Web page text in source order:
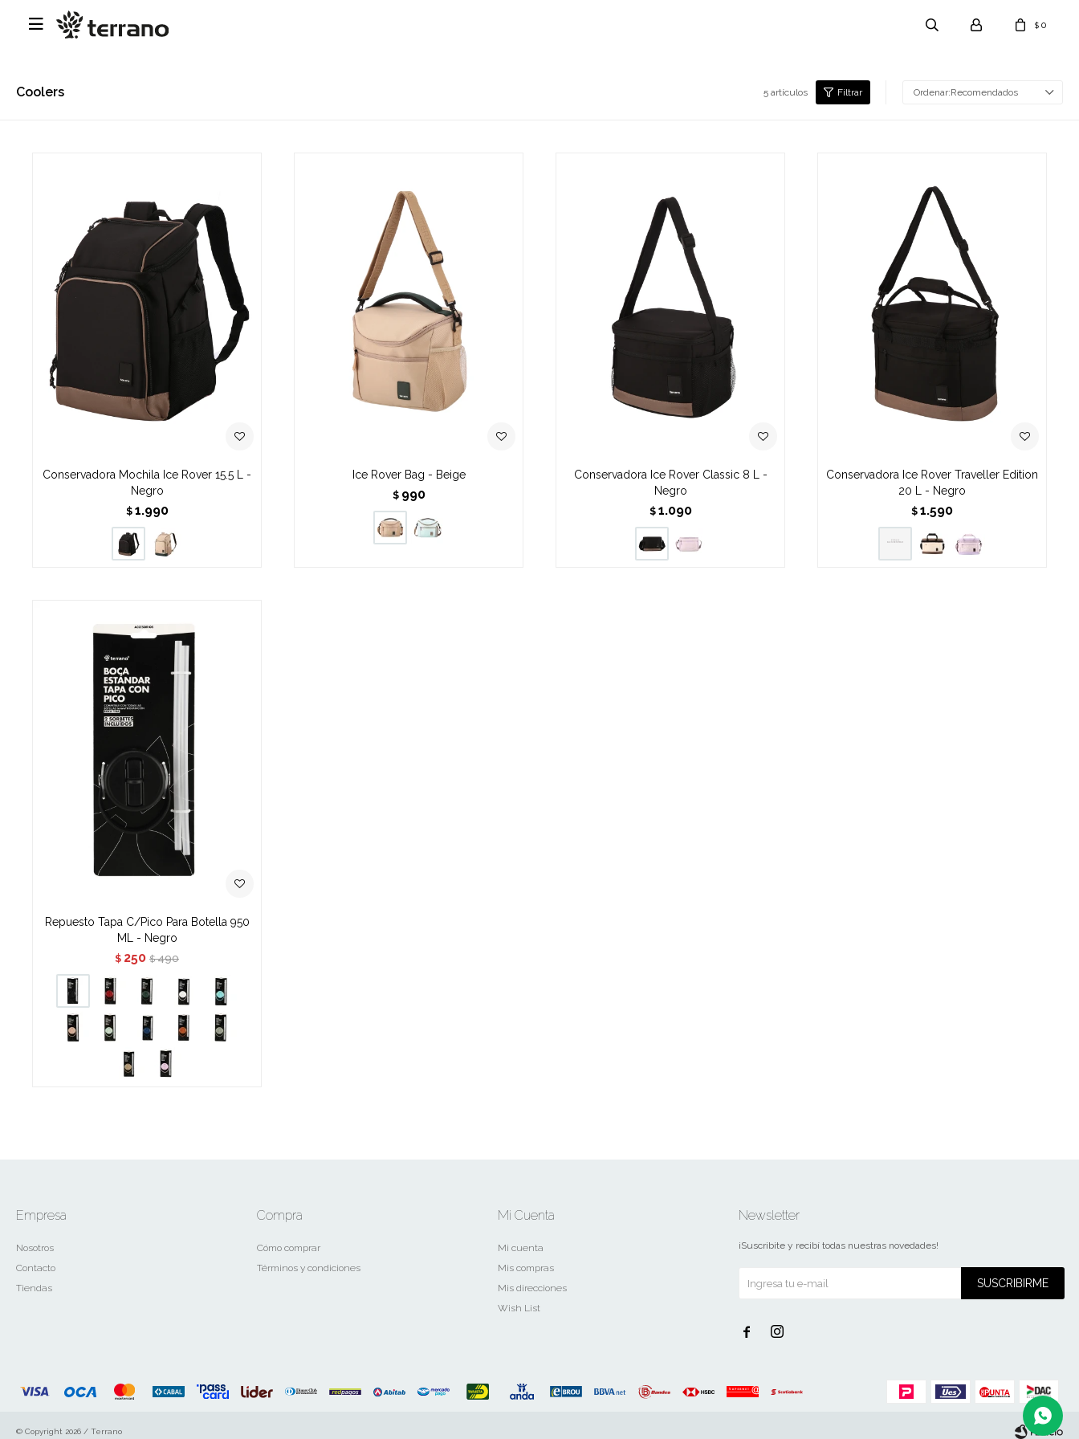
$ 0

Coolers 5 artículos Recomendados
Conservadora Mochila Ice Rover 15.5 L -
Negro
$ 1.990
Ice Rover Bag - Beige
$ 990
Conservadora Ice Rover Classic 8 L -
Negro
$ 1.090
Conservadora Ice Rover Traveller Edition
20 L - Negro
$ 1.590
Repuesto Tapa C/Pico Para Botella 950
ML - Negro
$ 250 $ 490
Empresa
Nosotros
Contacto
Tiendas
Compra
Cómo comprar
Términos y condiciones
Mi Cuenta
Mi cuenta
Mis compras
Mis direcciones
Wish List
Newsletter
¡Suscribite y recibí todas nuestras novedades!
SUSCRIBIRME
 
© Copyright 2026 / Terrano